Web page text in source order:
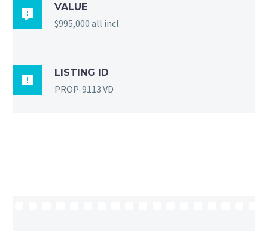

VALUE
$995,000 all incl.

LISTING ID
PROP-9113 VD